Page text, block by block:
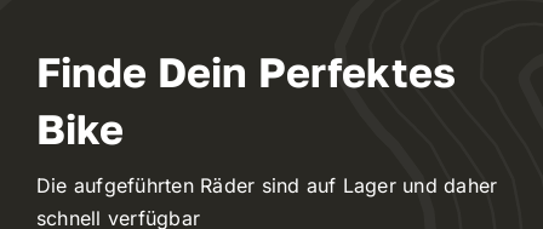
Finde Dein Perfektes
Bike
Die aufgeführten Räder sind auf Lager und daher
schnell verfügbar